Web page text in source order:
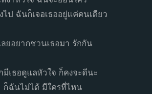
ไป ฉันก็เจอเธออยู่แค่คนเดียว
ลยอยากชวนเธอมา รักกัน
มีเธอดูแลหัวใจ ก็คงจะดีนะ
ก็ฉันไม่ได้ มีใครที่ไหน